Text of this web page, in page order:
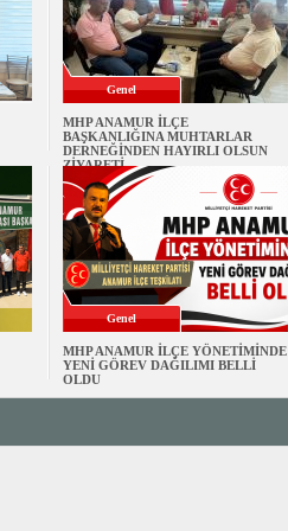
Genel
MHP ANAMUR İLÇE
BAŞKANLIĞINA MUHTARLAR
DERNEĞİNDEN HAYIRLI OLSUN
ZİYARETİ
Genel
MHP ANAMUR İLÇE YÖNETİMİNDE
YENİ GÖREV DAĞILIMI BELLİ
OLDU